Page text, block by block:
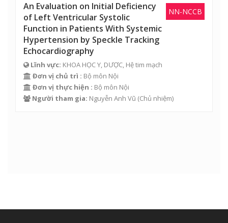
NN-NCCB
An Evaluation on Initial Deficiency
of Left Ventricular Systolic
Function in Patients With Systemic
Hypertension by Speckle Tracking
Echocardiography
Lĩnh vực: KHOA HỌC Y, DƯỢC, Hệ tim mạch
Đơn vị chủ trì : Bộ môn Nội
Đơn vị thực hiện : Bộ môn Nội
Người tham gia: Nguyễn Anh Vũ (Chủ nhiệm)